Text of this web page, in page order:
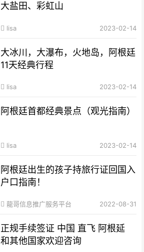
大盐田、彩虹山
lisa 2023-02-14
大冰川，大瀑布，火地岛，阿根廷
11天经典行程
lisa 2023-02-14
阿根廷首都经典景点（观光指南）
lisa 2023-02-14
阿根廷出生的孩子持旅行证回国入
户口指南！
龍哥信息推广服务平台 2022-08-31
正规手续签证 中国 直飞 阿根延
和其他国家欢迎咨询